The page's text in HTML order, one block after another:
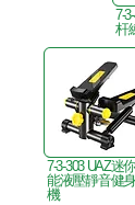
7-
杆
7-3-303 UAZ迷
能液壓靜音健
機